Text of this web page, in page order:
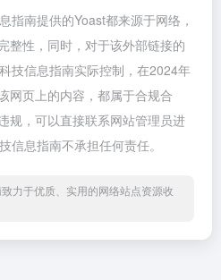
指南提供的Yoast都来源于网络，
整性，同时，对于该外部链接的
技信息指南实际控制，在2024年
网页上的内容，都属于合规合
规，可以直接联系网站管理员进
信息指南不承担任何责任。
力于优质、实用的网络站点资源收